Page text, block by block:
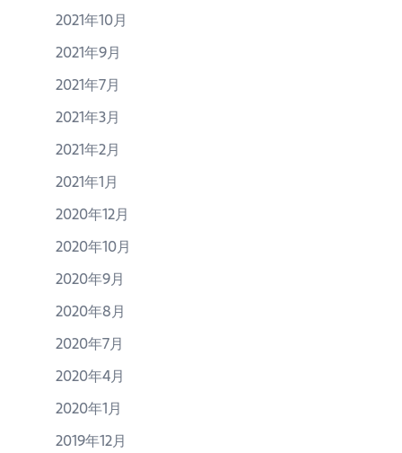
2021年10月
2021年9月
2021年7月
2021年3月
2021年2月
2021年1月
2020年12月
2020年10月
2020年9月
2020年8月
2020年7月
2020年4月
2020年1月
2019年12月